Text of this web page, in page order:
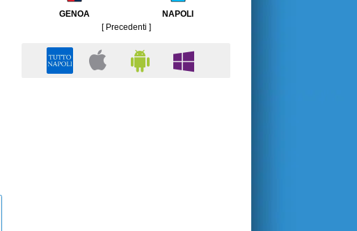
GENOA
NAPOLI
[ Precedenti ]